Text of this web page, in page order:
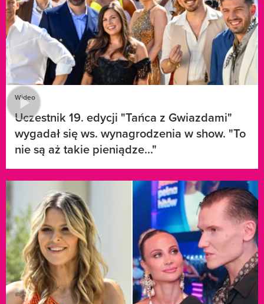
Wideo
Uczestnik 19. edycji "Tańca z Gwiazdami"
wygadał się ws. wynagrodzenia w show. "To
nie są aż takie pieniądze..."